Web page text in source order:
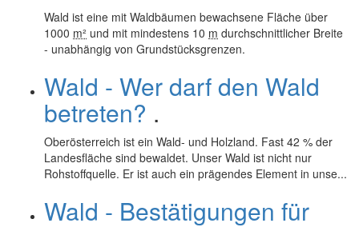
Wald ist eine mit Waldbäumen bewachsene Fläche über
1000 m² und mit mindestens 10 m durchschnittlicher Breite
- unabhängig von Grundstücksgrenzen.
Wald - Wer darf den Wald
betreten? .
Oberösterreich ist ein Wald- und Holzland. Fast 42 % der
Landesfläche sind bewaldet. Unser Wald ist nicht nur
Rohstoffquelle. Er ist auch ein prägendes Element in unse...
Wald - Bestätigungen für